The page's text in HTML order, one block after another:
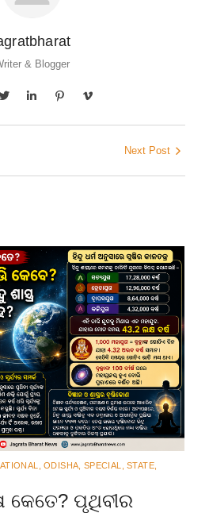
& Blogger
Next Post
ODISHA SPECIAL STATE
ପୃଥିବୀର